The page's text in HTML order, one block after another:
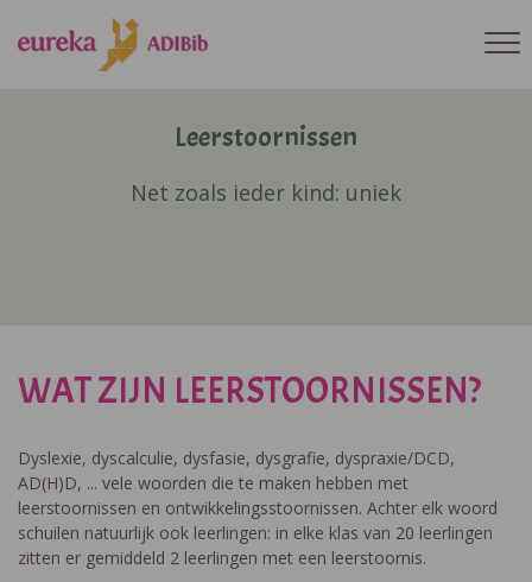
Leerstoornissen
Net zoals ieder kind: uniek
WAT ZIJN LEERSTOORNISSEN?
Dyslexie, dyscalculie, dysfasie, dysgrafie, dyspraxie/DCD,
AD(H)D, ... vele woorden die te maken hebben met
leerstoornissen en ontwikkelingsstoornissen. Achter elk woord
schuilen natuurlijk ook leerlingen: in elke klas van 20 leerlingen
zitten er gemiddeld 2 leerlingen met een leerstoornis.